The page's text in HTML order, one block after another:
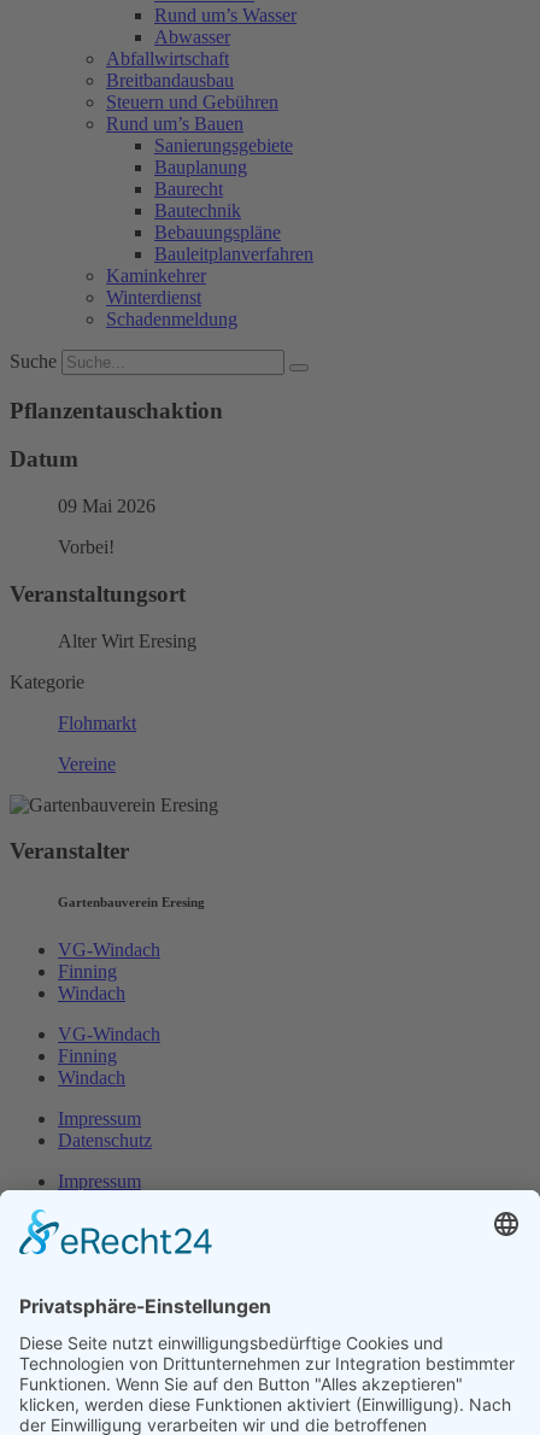
Rund um’s Wasser
Abwasser
Abfallwirtschaft
Breitbandausbau
Steuern und Gebühren
Rund um’s Bauen
Sanierungsgebiete
Bauplanung
Baurecht
Bautechnik
Bebauungspläne
Bauleitplanverfahren
Kaminkehrer
Winterdienst
Schadenmeldung
Suche
Pflanzentauschaktion
Datum
09 Mai 2026
Vorbei!
Veranstaltungsort
Alter Wirt Eresing
Kategorie
Flohmarkt
Vereine
Veranstalter
Gartenbauverein Eresing
VG-Windach
Finning
Windach
VG-Windach
Finning
Windach
Impressum
Datenschutz
Impressum
Erster Bürgermeister Eresing
86922 Eresing
Telefon:+49(0)8193 - 5456
Email:klotz@vg-windach.de